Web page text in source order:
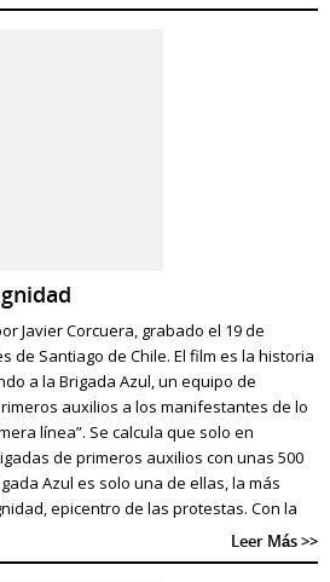
Javier Corcuera, grabado el 19 de
de Santiago de Chile. El film es la historia
a la Brigada Azul, un equipo de
auxilios a los manifestantes de lo
línea”. Se calcula que solo en
de primeros auxilios con unas 500
Azul es solo una de ellas, la más
epicentro de las protestas. Con la
Leer Más >>